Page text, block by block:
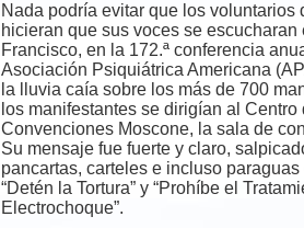
Nada podría evitar que los voluntarios
hicieran que sus voces se escucharan
Francisco, en la 172.ª conferencia
Asociación Psiquiátrica Americana
la lluvia caía sobre los más de 700
los manifestantes se dirigían al Centro
Convenciones Moscone, la sala de
Su mensaje fue fuerte y claro,
pancartas, carteles e incluso
“Detén la Tortura” y “Prohíbe el
Electrochoque”.